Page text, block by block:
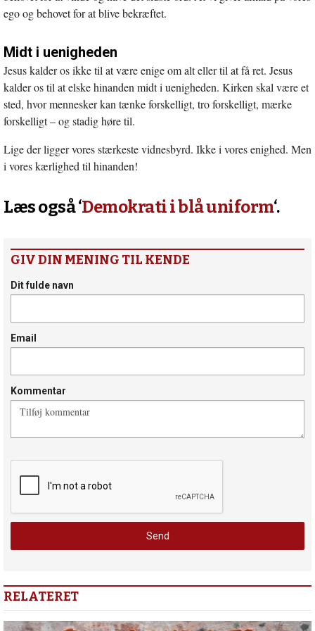
ego og behovet for at blive bekræftet.
Midt i uenigheden
Jesus kalder os ikke til at være enige om alt eller til at få ret. Jesus
kalder os til at elske hinanden midt i uenigheden. Kirken skal være et
sted, hvor mennesker kan tænke forskelligt, tro forskelligt, mærke
forskelligt – og stadig høre til.
Lige der ligger vores stærkeste vidnesbyrd. Ikke i vores enighed. Men
i vores kærlighed til hinanden!
Læs også ‘Demokrati i blå uniform‘.
GIV DIN MENING TIL KENDE
Dit fulde navn
Email
Kommentar
RELATERET